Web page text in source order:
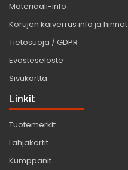
Materiaali-info
Korujen kaiverrus info ja hinnat
Tietosuoja / GDPR
Evästeseloste
Sivukartta
Linkit
Tuotemerkit
Lahjakortit
Kumppanit